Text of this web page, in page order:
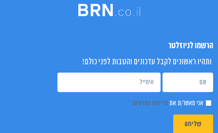
הרשמו לניוזלטר
ותהיו ראשונים לקבל עדכונים והטבות לפני כולם!
אני מאשר/ת את מדיניות הפרטיות
שליחה